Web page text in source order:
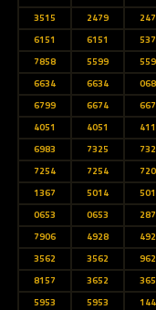
3515
2479
6151
6151
7858
5599
6634
6634
6799
6674
4051
4051
6983
7325
7254
7254
1367
5014
0653
0653
7906
4928
3562
3562
8157
3652
5953
5953